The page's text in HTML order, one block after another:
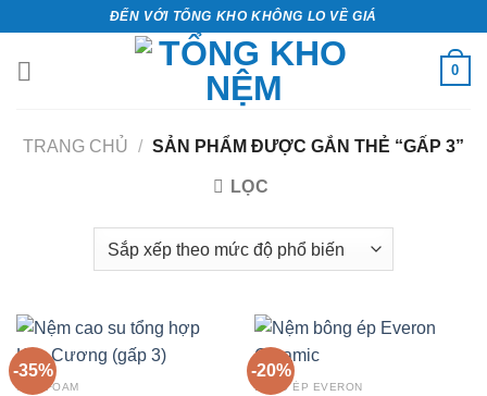
nội
ĐẾN VỚI TỔNG KHO KHÔNG LO VỀ GIÁ
0
TRANG CHỦ / SẢN PHẨM ĐƯỢC GẮN THẺ “GẤP 3”
LỌC
-35%
NỆM FOAM
-20%
BÔNG ÉP EVERON